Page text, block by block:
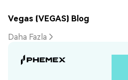
Vegas (VEGAS) Blog
Daha Fazla